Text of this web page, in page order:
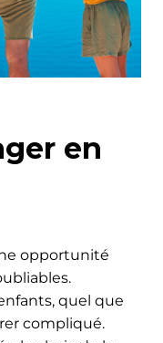
en
opportunité
quel que
compliqué.